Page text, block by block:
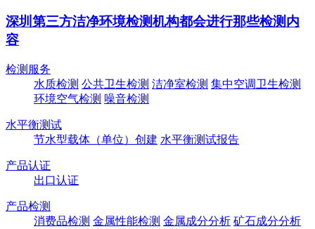
深圳第三方洁净环境检测机构都会进行那些检测内
容
检测服务
水质检测 公共卫生检测 洁净室检测 集中空调卫生检测
环境空气检测 噪音检测
水平衡测试
节水型载体（单位）创建 水平衡测试报告
产品认证
出口认证
产品检测
消费品检测 金属性能检测 金属成分分析 矿石成分分析